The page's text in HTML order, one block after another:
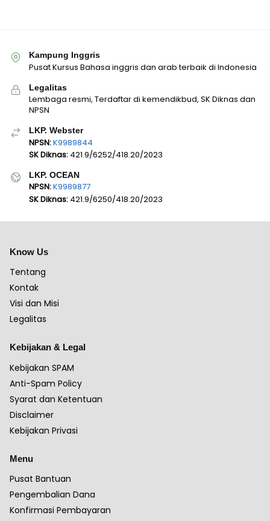
Kampung Inggris
Pusat Kursus Bahasa inggris dan arab terbaik di Indonesia
Legalitas
Lembaga resmi, Terdaftar di kemendikbud, SK Diknas dan
NPSN
LKP. Webster
NPSN:K9989844
SK Diknas: 421.9/6252/418.20/2023
LKP. OCEAN
NPSN:K9989877
SK Diknas: 421.9/6250/418.20/2023
Know Us
Tentang
Kontak
Visi dan Misi
Legalitas
Kebijakan & Legal
Kebijakan SPAM
Anti-Spam Policy
Syarat dan Ketentuan
Disclaimer
Kebijakan Privasi
Menu
Pusat Bantuan
Pengembalian Dana
Konfirmasi Pembayaran